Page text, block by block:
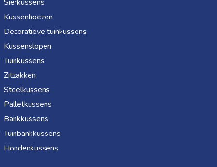
Sierkussens
Kussenhoezen
Decoratieve tuinkussens
Kussenslopen
Tuinkussens
Zitzakken
Stoelkussens
Palletkussens
Bankkussens
Tuinbankkussens
Hondenkussens